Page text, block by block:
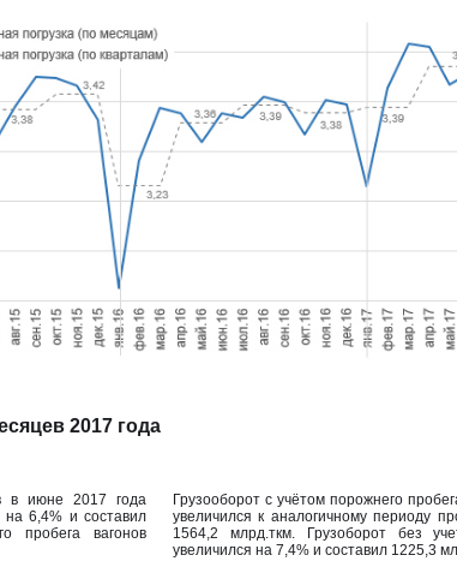
2017 года
в июне 2017 года
на 6,4% и составил
пробега вагонов
Грузооборот с учётом порожнего
увеличился к аналогичному периоду
1564,2 млрд.ткм. Грузоборот без
увеличился на 7,4% и составил 1225,3